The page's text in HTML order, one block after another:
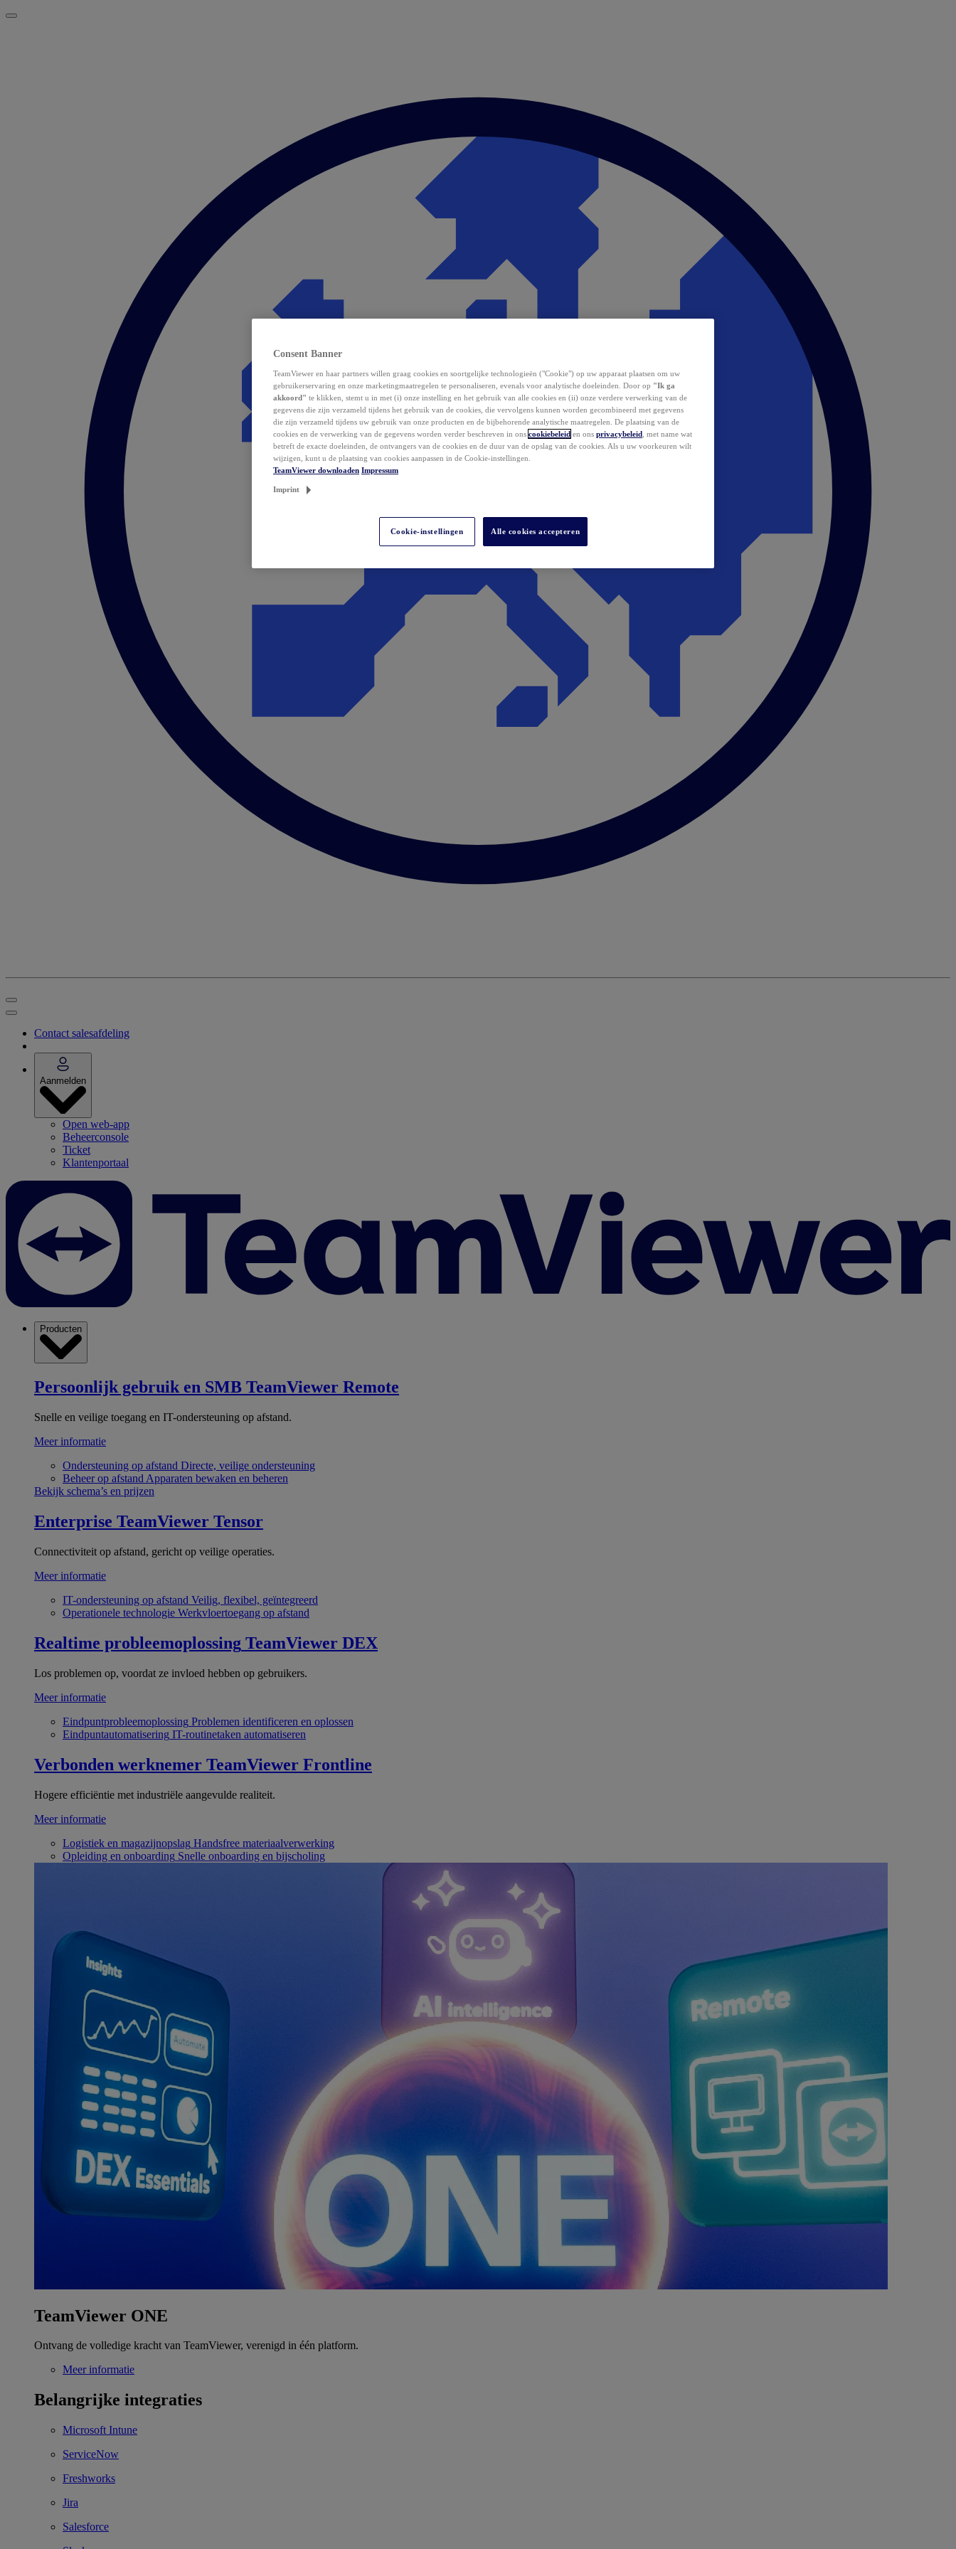
Contact salesafdeling
Aanmelden
Open web-app
Beheerconsole
Ticket
Klantenportaal
Producten
Persoonlijk gebruik en SMB TeamViewer Remote
Snelle en veilige toegang en IT-ondersteuning op afstand.
Meer informatie
Ondersteuning op afstand Directe, veilige ondersteuning
Beheer op afstand Apparaten bewaken en beheren
Bekijk schema’s en prijzen
Enterprise TeamViewer Tensor
Connectiviteit op afstand, gericht op veilige operaties.
Meer informatie
IT-ondersteuning op afstand Veilig, flexibel, geïntegreerd
Operationele technologie Werkvloertoegang op afstand
Realtime probleemoplossing TeamViewer DEX
Los problemen op, voordat ze invloed hebben op gebruikers.
Meer informatie
Eindpuntprobleemoplossing Problemen identificeren en oplossen
Eindpuntautomatisering IT-routinetaken automatiseren
Verbonden werknemer TeamViewer Frontline
Hogere efficiëntie met industriële aangevulde realiteit.
Meer informatie
Logistiek en magazijnopslag Handsfree materiaalverwerking
Opleiding en onboarding Snelle onboarding en bijscholing
TeamViewer ONE
Ontvang de volledige kracht van TeamViewer, verenigd in één platform.
Meer informatie
Belangrijke integraties
Microsoft Intune
ServiceNow
Freshworks
Jira
Salesforce
Consent Banner
TeamViewer en haar partners willen graag cookies en soortgelijke technologieën ("Cookie") op uw apparaat plaatsen om uw
gebruikerservaring en onze marketingmaatregelen te personaliseren, evenals voor analytische doeleinden. Door op "Ik ga
akkoord" te klikken, stemt u in met (i) onze instelling en het gebruik van alle cookies en (ii) onze verdere verwerking van de
gegevens die zijn verzameld tijdens het gebruik van de cookies, die vervolgens kunnen worden gecombineerd met gegevens
die zijn verzameld tijdens uw gebruik van onze producten en de bijbehorende analytische maatregelen. De plaatsing van de
cookies en de verwerking van de gegevens worden verder beschreven in ons cookiebeleid en ons privacybeleid , met name wat
betreft de exacte doeleinden, de ontvangers van de cookies en de duur van de opslag van de cookies. Als u uw voorkeuren wilt
wijzigen, kunt u de plaatsing van cookies aanpassen in de Cookie-instellingen.
TeamViewer downloaden Impressum
Imprint
Cookie-instellingen Alle cookies accepteren